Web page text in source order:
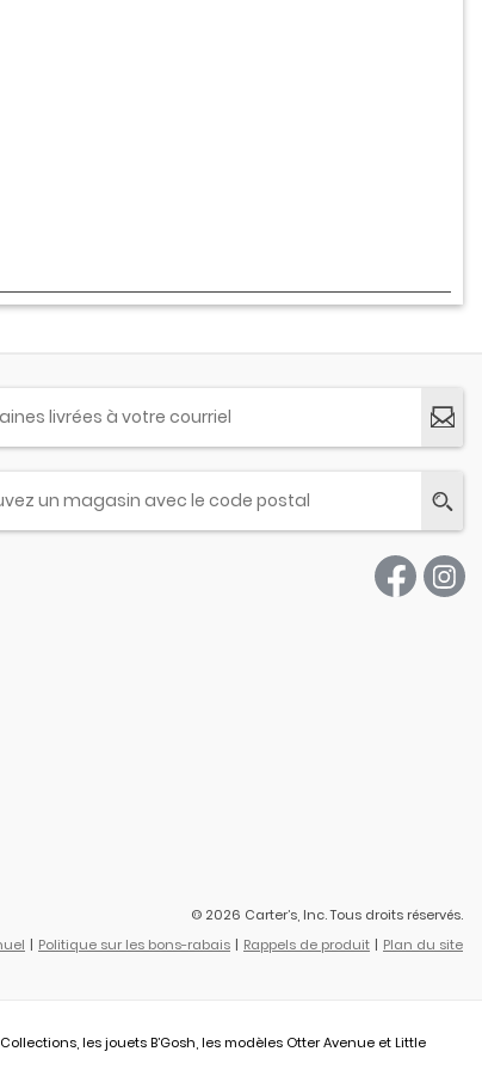
© 2026 Carter’s, Inc. Tous droits réservés.
Politique sur les bons-rabais Rappels de produit Plan du site
les jouets B’Gosh, les modèles Otter Avenue et Little